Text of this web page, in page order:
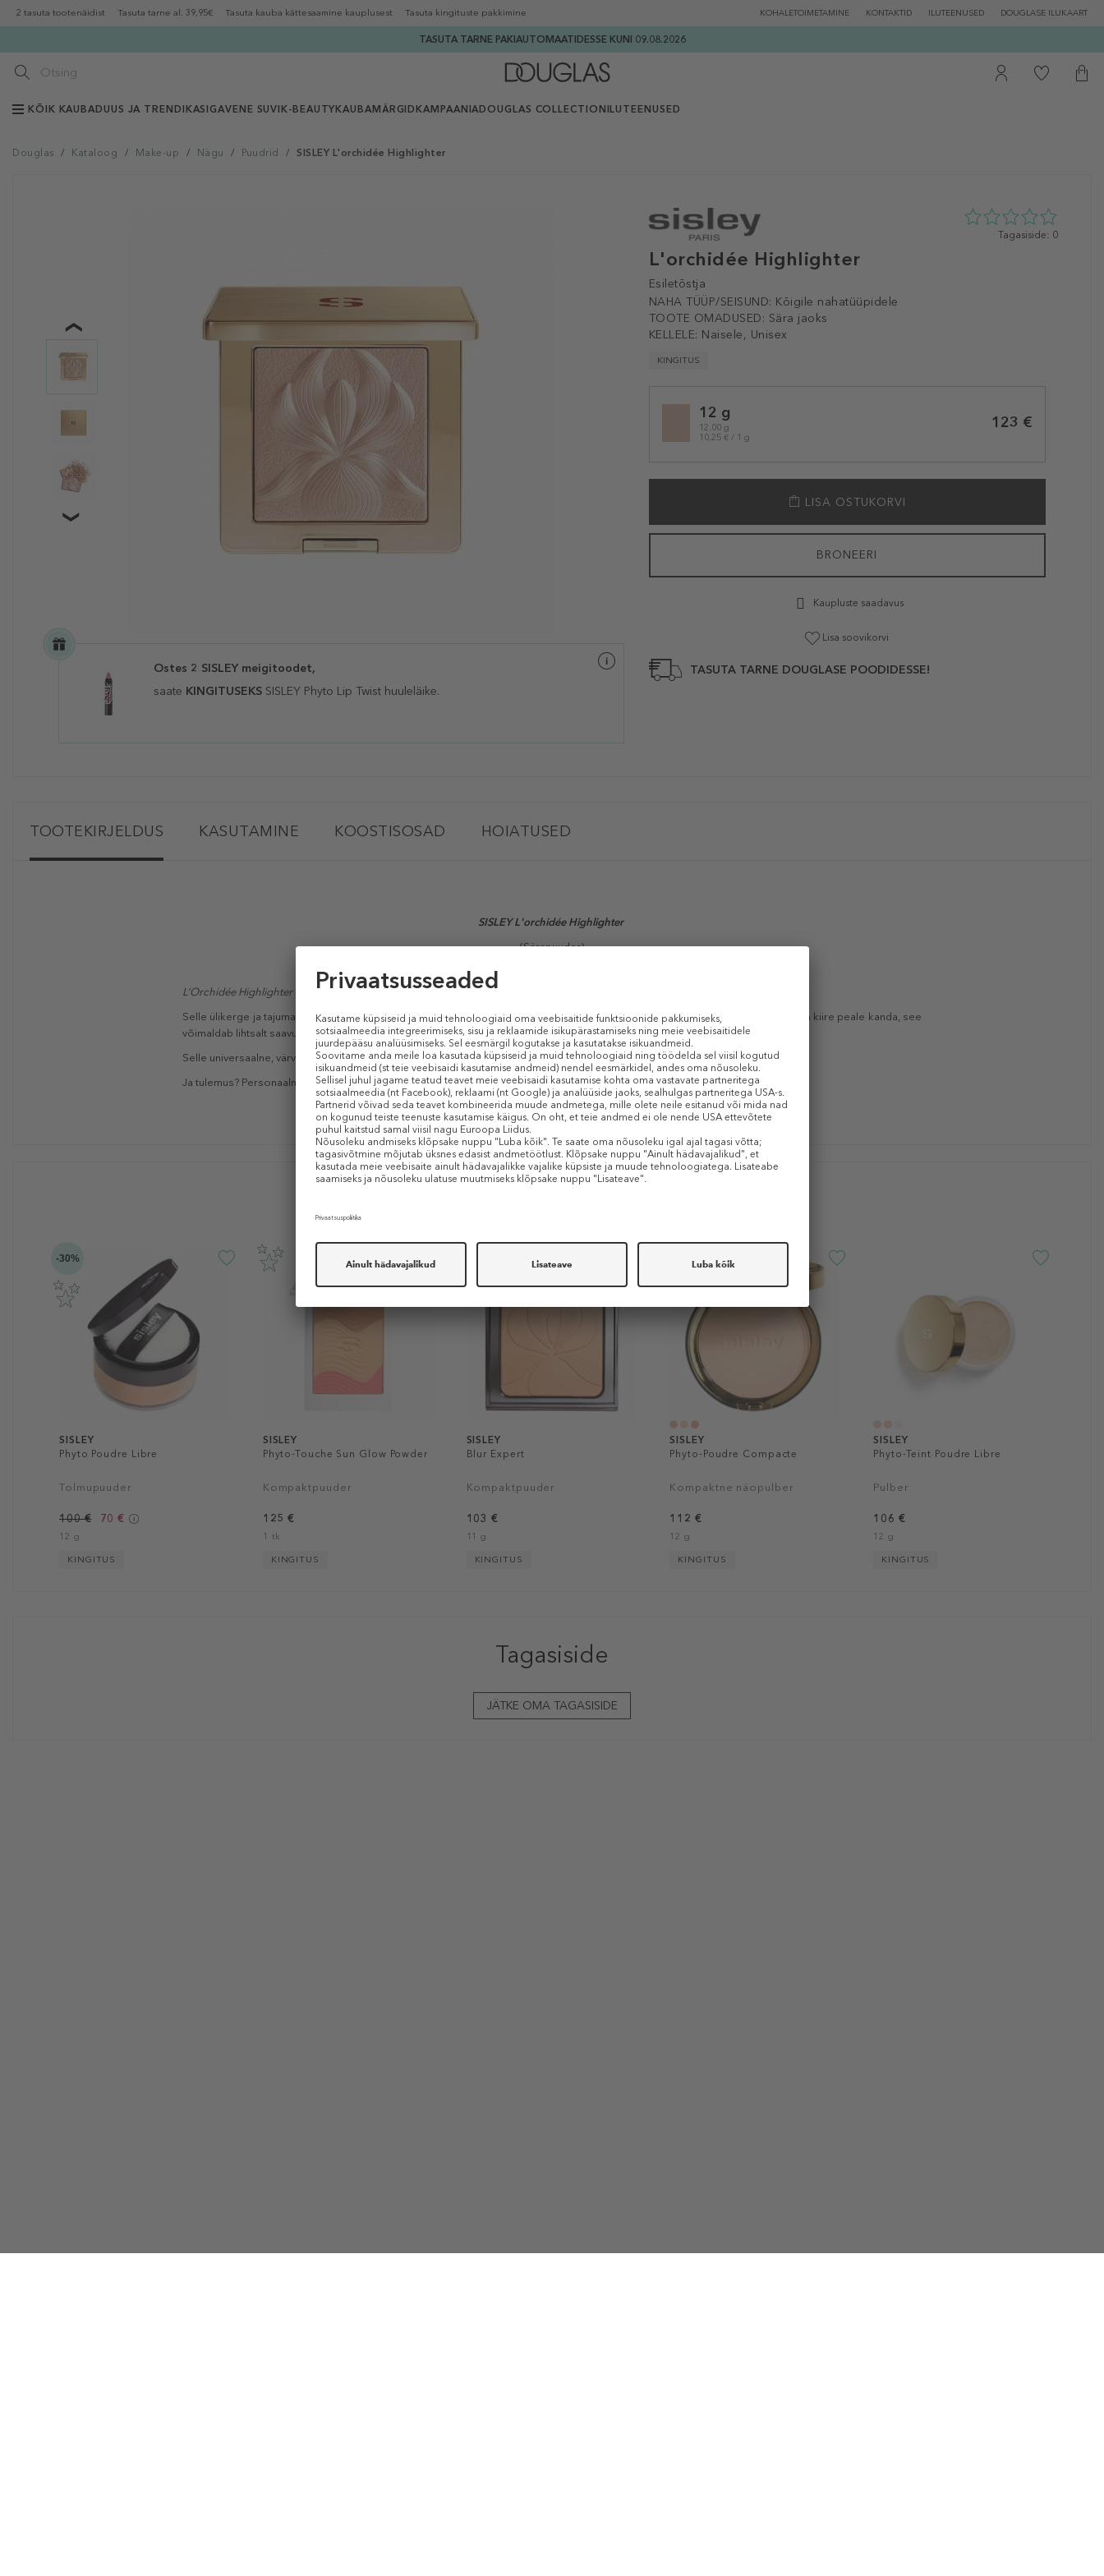
2 tasuta tootenäidist Tasuta tarne al. 39,95€ Tasuta kauba kättesaamine kauplusest Tasuta kingituste pakkimine KOHALETOIMETAMINE KONTAKTID ILUTEENUSED DOUGLASE ILUKAART
TASUTA TARNE PAKIAUTOMAATIDESSE KUNI 09.08.2026
KÕIK KAUBADUUS JA TRENDIKAS IGAVENE SUVI K-BEAUTY KAUBAMÄRGID KAMPAANIADOUGLAS COLLECTION ILUTEENUSED
Douglas / Kataloog / Make-up / Nägu / Puudrid / SISLEY L'orchidée Highlighter
L'orchidée Highlighter
Esiletõstja
NAHA TÜÜP/SEISUND: Kõigile nahatüüpidele
TOOTE OMADUSED: Sära jaoks
KELLELE: Naisele, Unisex
KINGITUS
0
Tagasiside: 0
variation12 g
12.00 g
10,25 € / 1 g
123 €
LISA OSTUKORVI
BRONEERI
Kaupluste saadavus
Lisa soovikorvi
TASUTA TARNE DOUGLASE POODIDESSE!
Ostes 2 SISLEY meigitoodet,
saate KINGITUSEKS SISLEY Phyto Lip Twist huuleläike.
TOOTEKIRJELDUS KASUTAMINE KOOSTISOSAD HOIATUSED
SISLEY L'orchidée Highlighter
(Särapuuder)
L’Orchidée Highlighteron helendav puuder, mis annab nahale valgust peegeldava ja jume parandava pärlja loori.
Selle ülikerge ja tajumatu puudergeeli tekstuur sulandub veatult nahaga, andes loomuliku viimistluse ilma puudriefektita. Mugav ja kiire peale kanda, see
võimaldab lihtsalt saavutada soovitud intensiivsust õrnast peaaegu märkamatust särast julgema ja elegantsema kirkuseni.
Selle universaalne, värvitu toon kohandub kõikide nahatoonidega, tuues välja iga jume unikaalse ilu.
Ja tulemus? Personaalne sära, mis sobib iga stiiliga ja säilitab jume kogu päeva.
-30%
SISLEY
Phyto Poudre Libre
Tolmupuuder
100 € 70 €
12 g
KINGITUS
SISLEY
Phyto-Touche Sun Glow Powder
Kompaktpuuder
125 €
1 tk
KINGITUS
SISLEY
Blur Expert
Kompaktpuuder
103 €
11 g
KINGITUS
SISLEY
Phyto-Poudre Compacte
Kompaktne näopulber
112 €
12 g
KINGITUS
SISLEY
Phyto-Teint Poudre Libre
Pulber
106 €
12 g
KINGITUS
Tagasiside
JÄTKE OMA TAGASISIDE